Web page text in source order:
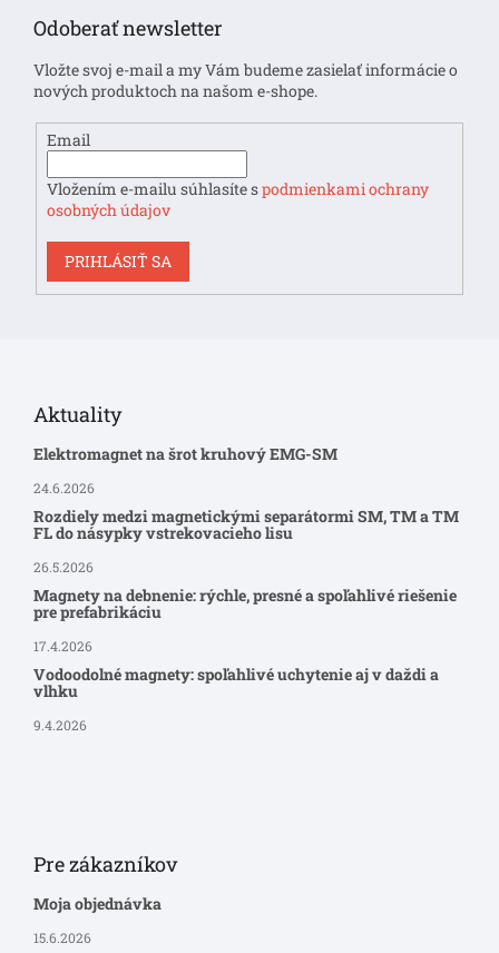
Odoberať newsletter
Vložte svoj e-mail a my Vám budeme zasielať informácie o
nových produktoch na našom e-shope.
Email
Vložením e-mailu súhlasíte spodmienkami ochrany
osobných údajov
PRIHLÁSIŤ SA
Aktuality
Elektromagnet na šrot kruhový EMG-SM
24.6.2026
Rozdiely medzi magnetickými separátormi SM, TM a TM
FL do násypky vstrekovacieho lisu
26.5.2026
Magnety na debnenie: rýchle, presné a spoľahlivé riešenie
pre prefabrikáciu
17.4.2026
Vodoodolné magnety: spoľahlivé uchytenie aj v daždi a
vlhku
9.4.2026
Pre zákazníkov
Moja objednávka
15.6.2026